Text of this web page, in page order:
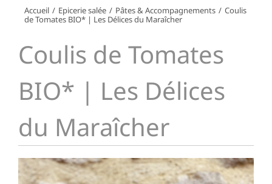
Accueil / Epicerie salée / Pâtes & Accompagnements / Coulis
de Tomates BIO* | Les Délices du Maraîcher
Coulis de Tomates
BIO* | Les Délices
du Maraîcher